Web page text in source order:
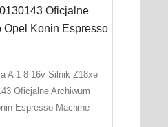
A 1 8 16v Silnik Z18xe
Oficjalne Archiwum
Espresso Machine